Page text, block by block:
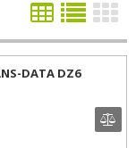
DATA DZ6